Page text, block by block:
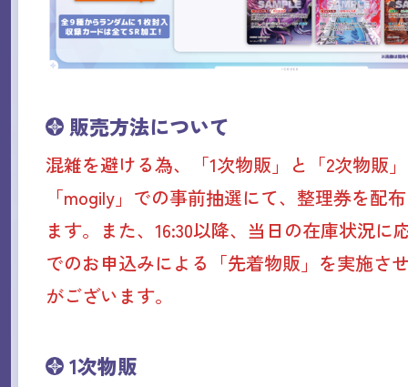
販売方法について
混雑を避ける為、「1次物販」と「2次物販
「mogily」での事前抽選にて、整理券を配
ます。また、16:30以降、当日の在庫状況に
でのお申込みによる「先着物販」を実施さ
がございます。
1次物販